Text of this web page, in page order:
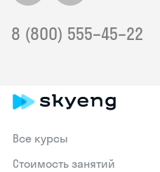
8 (800) 555–45–22
Все курсы
Стоимость занятий